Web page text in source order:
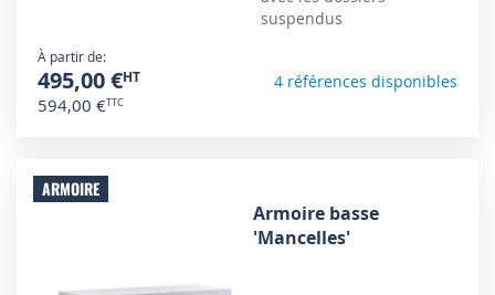
suspendus
À partir de
495,00 €
594,00 €
4 références disponibles
ARMOIRE
Armoire basse
'Mancelles'